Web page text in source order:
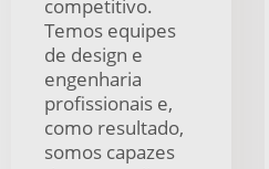
competitivo.
Temos equipes
de design e
engenharia
profissionais e,
como resultado,
somos capazes